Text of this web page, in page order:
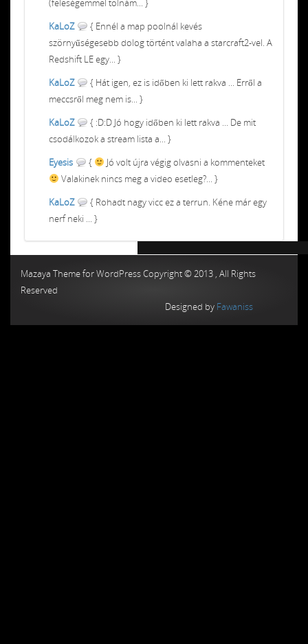
(feleségemmel tolnám... }
KaLoZ
{ Ennél a map poolnál kevés
szörnyűségesebb dolog történt valaha a starcraft2-vel. A
Redshift LE egy... }
KaLoZ
{ Hát igen, ez is időben ki lett rakva ... Erről a
meccsről meg nem is... }
KaLoZ
{ :D:D Jó hogy időben ki lett rakva ... De mit
csodálkozok a stream lista a... }
Eyesis
{
Jó volt újra végig olvasni a kommenteket
Valakinek nincs meg a video esetleg?... }
KaLoZ
{ Rohadt nagy vicc ez a terrun. Kéne már egy
nerf neki ... }
Mazaya Theme for WordPress Copyright © 2013 , All Rights
Reserved
Designed by Fawaniss